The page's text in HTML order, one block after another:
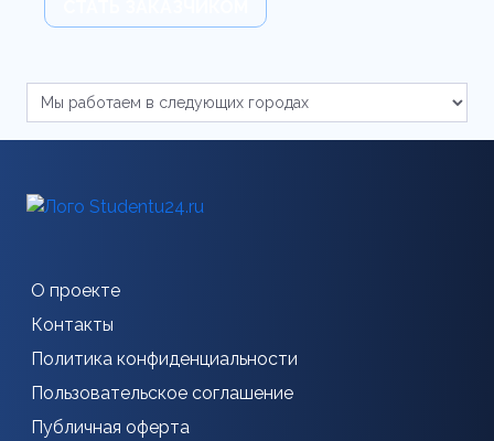
О проекте
Контакты
Политика конфиденциальности
Пользовательское соглашение
Публичная оферта